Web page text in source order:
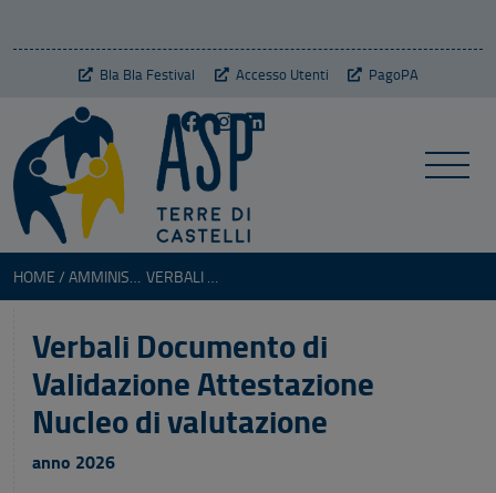
Bla Bla Festival Accesso Utenti PagoPA
HOME
Verbali Documento di
Validazione Attestazione
Nucleo di valutazione
anno 2026